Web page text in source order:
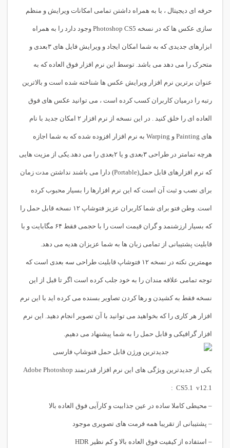
حرفه ای دیجیتال ، با به همراه داشتن تمامی امکانات ویرایش و منظم
سازی عکس ها که در نسخه Photoshop CS5 وجود دارد را به همراه
ابزارهای جدیدی که به شما امکان ایجاد و ویرایش فایل های ۳بعدی و
متحرک را می دهد می باشد. توسط این نرم افزار فوق العاده که به
عنوان برترین نرم افزار ویرایش عکس ها شناخته شده است و بالاترین
رتبه را درمیان کاربران کسب کرده است ، می توانید عکس های فوق
العاده ای را خلق کنید . در این نسخه از نرم افزار ۲ امکان جدید با نام
های Painting و Warping به نرم افزار افزوده شده که به شما اجازه
هرچه تمامتر در طراحی ۳بعدی و یا ۲بعدی را می دهد.یکی از مزیت هایی
که نرم افزارهای قابل حمل(Portable) دارا می باشند نداشتن مدت زمان
برای نصب و ثبت آن است که این نرم افزارها را بسیار محبوب کرده
است. وطن فتو برای شما کاربران عزیز فتوشاپ ۱۲ نسخه قابل حمل را
که بسیار ارزشنمد و گران قیمت است را با حجمی فقط ۶۴ مگابایت و با
قابلیت پشتیبانی از تمامی زبان ها به شما عزیزان هدیه می دهد.
مهمترین نکته در نسخه ۱۲ فتوشاپ قابلیت طراحی سه بعدی است که
توجه تمامی علاقه مندان را به خود جلب کرده است اگر تا قبل از این
نسخه فقط به کشیدن و رها کردن تصاویر بسنده می کرده اید با این نرم
افزار هر کاری را که بخواهید می توانید با آن تصویر انجام دهید. این نرم
افزار گرافیکی و قابل حمل را به شما پیشنهاد می دهیم.
یکی از جدیدترین ویژگی های این نرم افزار قدرتمند Adobe Photoshop
CS5.1 v12.1 :
– محیطی کاملا ساده در عین جذابیت و کارآیی فوق العاده بالا
– پشتیبانی از تقریبا همه فرمت های تصویری موجود
– استفاده از کیفیت فوق العاده بالا و کم نظیر HDR